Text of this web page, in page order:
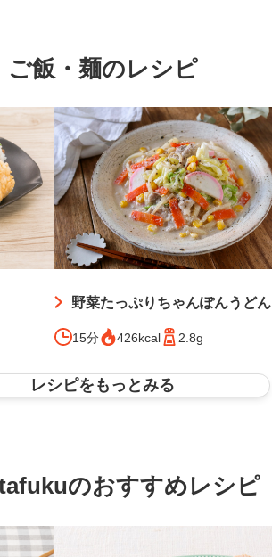
ご飯・麺のレシピ
野菜たっぷりちゃんぽんうどん
15分 426kcal 2.8g
レシピをもっとみる
のおすすめレシピ